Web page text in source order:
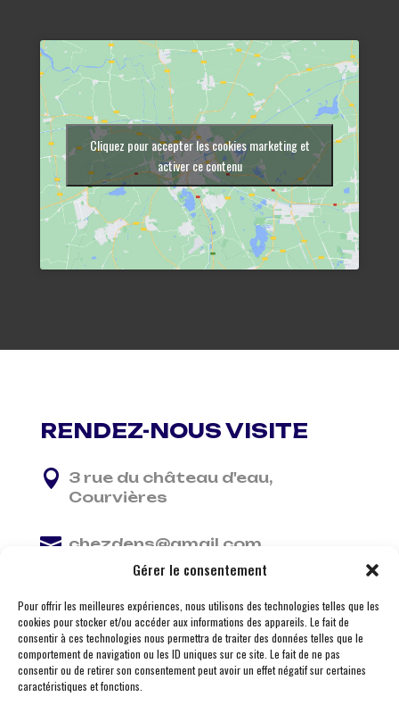
Gérer le consentement
Pour offrir les meilleures expériences, nous utilisons des technologies telles que les
cookies pour stocker et/ou accéder aux informations des appareils. Le fait de
consentir à ces technologies nous permettra de traiter des données telles que le
comportement de navigation ou les ID uniques sur ce site. Le fait de ne pas
consentir ou de retirer son consentement peut avoir un effet négatif sur certaines
caractéristiques et fonctions.
Cliquez pour accepter les cookies marketing et
activer ce contenu
RENDEZ-NOUS VISITE
 3 rue du château d'eau,
Courvières
 chezdens@gmail.com